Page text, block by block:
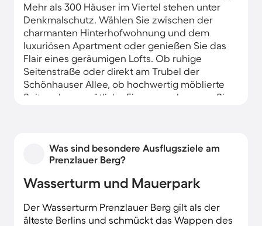
Mehr als 300 Häuser im Viertel stehen unter
Denkmalschutz. Wählen Sie zwischen der
charmanten Hinterhofwohnung und dem
luxuriösen Apartment oder genießen Sie das
Flair eines geräumigen Lofts. Ob ruhige
Seitenstraße oder direkt am Trubel der
Schönhauser Allee, ob hochwertig möblierte
Suite oder gemütliche Einraumwohnung – Sie
Was sind besondere Ausflugsziele am
Prenzlauer Berg?
Wasserturm und Mauerpark
Der Wasserturm Prenzlauer Berg gilt als der
älteste Berlins und schmückt das Wappen des